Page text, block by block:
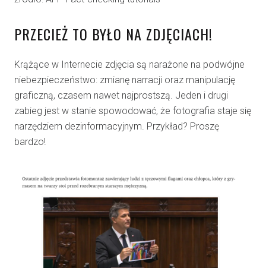
PRZECIEŻ TO BYŁO NA ZDJĘCIACH!
Krążące w Internecie zdjęcia są narażone na podwójne
niebezpieczeństwo: zmianę narracji oraz manipulację
graficzną, czasem nawet najprostszą. Jeden i drugi
zabieg jest w stanie spowodować, że fotografia staje się
narzędziem dezinformacyjnym. Przykład? Proszę
bardzo!